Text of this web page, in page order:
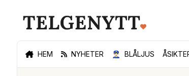
HEM NYHETER 👮🏻‍♂️ BLÅLJUS